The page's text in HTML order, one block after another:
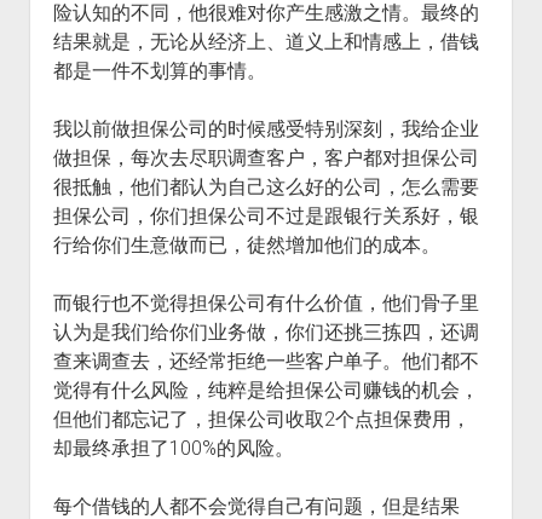
险认知的不同，他很难对你产生感激之情。最终的
结果就是，无论从经济上、道义上和情感上，借钱
都是一件不划算的事情。
我以前做担保公司的时候感受特别深刻，我给企业
做担保，每次去尽职调查客户，客户都对担保公司
很抵触，他们都认为自己这么好的公司，怎么需要
担保公司，你们担保公司不过是跟银行关系好，银
行给你们生意做而已，徒然增加他们的成本。
而银行也不觉得担保公司有什么价值，他们骨子里
认为是我们给你们业务做，你们还挑三拣四，还调
查来调查去，还经常拒绝一些客户单子。他们都不
觉得有什么风险，纯粹是给担保公司赚钱的机会，
但他们都忘记了，担保公司收取2个点担保费用，
却最终承担了100%的风险。
每个借钱的人都不会觉得自己有问题，但是结果